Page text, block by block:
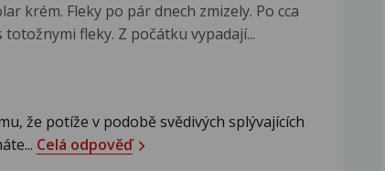
krém. Fleky po pár dnech zmizely. Po cca
fleky. Z počátku vypadají...
že potíže v podobě svědivých splývajících
Celá odpověď